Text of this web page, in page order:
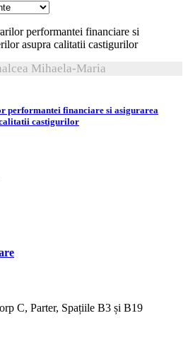
Mihaela-Maria
performantei financiare si asigurarea
castigurilor
C, Parter, Spațiile B3 și B19